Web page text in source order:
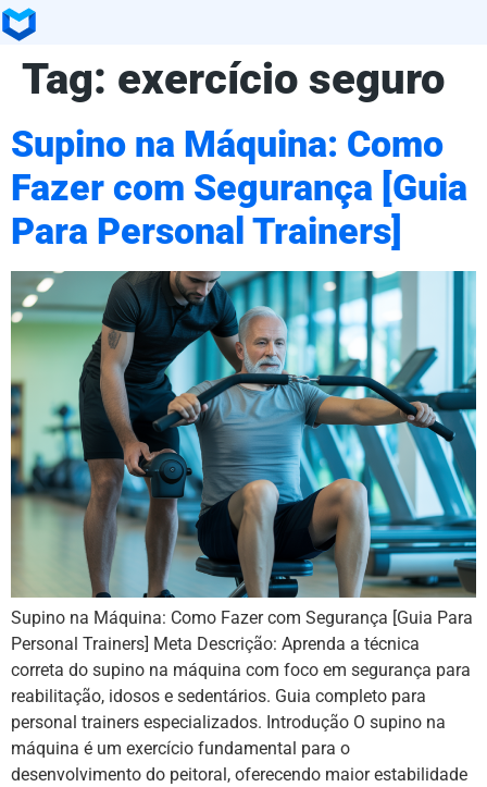
Tag: exercício seguro
Supino na Máquina: Como
Fazer com Segurança [Guia
Para Personal Trainers]
Supino na Máquina: Como Fazer com Segurança [Guia Para
Personal Trainers] Meta Descrição: Aprenda a técnica
correta do supino na máquina com foco em segurança para
reabilitação, idosos e sedentários. Guia completo para
personal trainers especializados. Introdução O supino na
máquina é um exercício fundamental para o
desenvolvimento do peitoral, oferecendo maior estabilidade